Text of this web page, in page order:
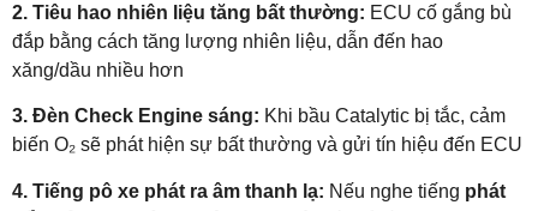
2. Tiêu hao nhiên liệu tăng bất thường: ECU cố gắng bù
đắp bằng cách tăng lượng nhiên liệu, dẫn đến hao
xăng/dầu nhiều hơn
3. Đèn Check Engine sáng: Khi bầu Catalytic bị tắc, cảm
biến O₂ sẽ phát hiện sự bất thường và gửi tín hiệu đến ECU
4. Tiếng pô xe phát ra âm thanh lạ: Nếu nghe tiếng phát